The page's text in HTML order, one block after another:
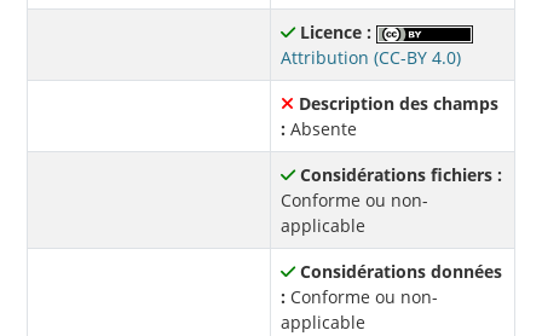
Licence :
Attribution (CC-BY 4.0)
Description des champs
: Absente
Considérations fichiers :
Conforme ou non-
applicable
Considérations données
: Conforme ou non-
applicable